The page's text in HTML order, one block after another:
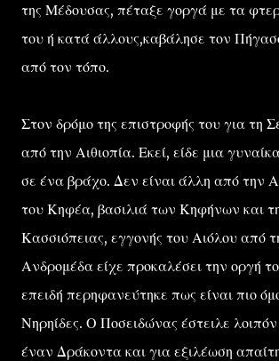
της Μέδουσας, πέταξε γοργά με τα
του ή κατά άλλους,καβάλησε τον
από τον τόπο.
Στον δρόμο της επιστροφής του για τη
από την Αιθιοπία. Εκεί, είδε μια
σε ένα βράχο. Δεν είναι άλλη από την
του Κηφέα, βασιλιά των Κηφήνων και
Κασσιόπειας, εγγονής του Αιόλου από
Ανδρομέδα είχε προκαλέσει την οργή
επειδή περηφανεύτηκε πως είναι πιο
Νηρηίδες. Ο Ποσειδώνας έστειλε
έναν Δράκοντα και για εξιλέωση